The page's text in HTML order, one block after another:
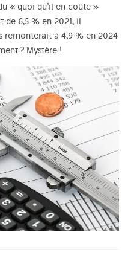
« quoi qu’il en coûte »
6,5 % en 2021, il
remonterait à 4,9 % en 2024
? Mystère !